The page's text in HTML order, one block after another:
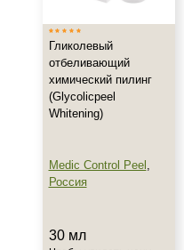
Гликолевый
отбеливающий
химический пилинг
(Glycolicpeel
Whitening)
Medic Control Peel ,
Россия
30 мл